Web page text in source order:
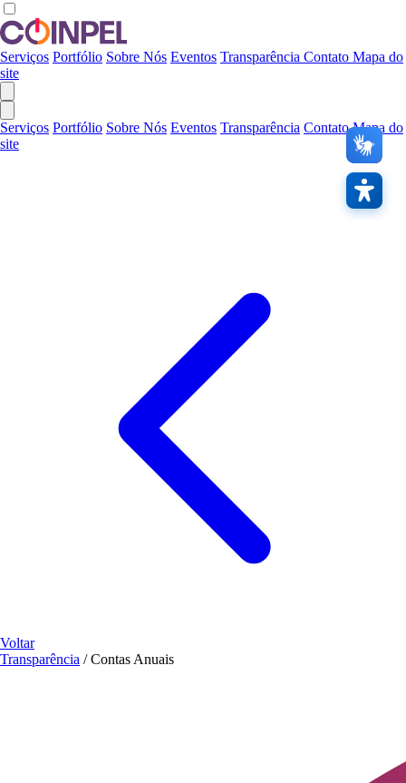
Serviços Portfólio Sobre Nós Eventos Transparência Contato Mapa do
site
Serviços Portfólio Sobre Nós Eventos Transparência Contato Mapa do
site
Voltar
Transparência / Contas Anuais